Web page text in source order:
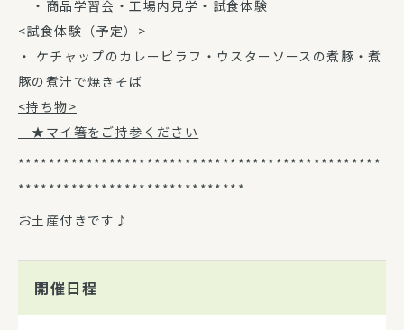
・商品学習会・工場内見学・試食体験
<試食体験（予定）>
・ ケチャップのカレーピラフ・ウスターソースの煮豚・煮
豚の煮汁で焼きそば
<持ち物>
★ マイ箸をご持参ください
************************************************
******************************
お土産付きです♪
開催日程